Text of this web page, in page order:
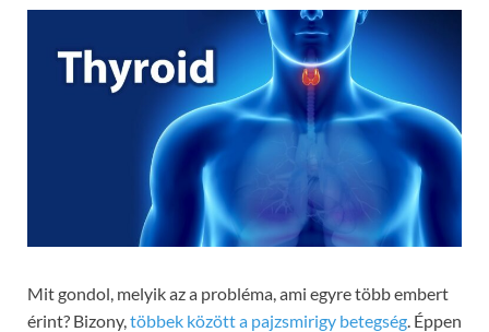
Mit gondol, melyik az a probléma, ami egyre több embert
érint? Bizony, többek között a pajzsmirigy betegség . Éppen